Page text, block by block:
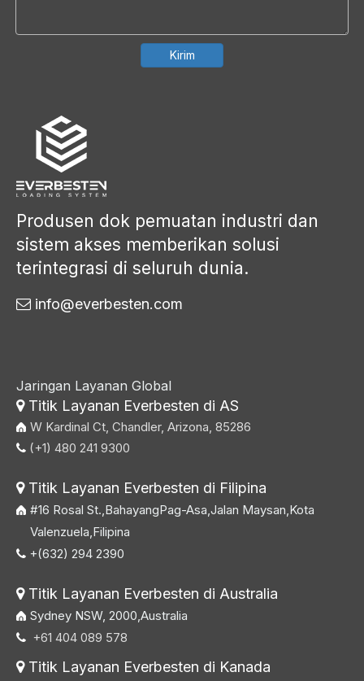
Kirim
Produsen dok pemuatan industri dan
sistem akses memberikan solusi
terintegrasi di seluruh dunia.
 info@everbesten.com
Jaringan Layanan Global
Titik Layanan Everbesten di AS
W Kardinal Ct, Chandler, Arizona, 85286
 (+1) 480 241 9300
Titik Layanan Everbesten di Filipina
#16 Rosal St.,BahayangPag-Asa,Jalan Maysan,Kota
Valenzuela,Filipina
 +(632) 294 2390
Titik Layanan Everbesten di Australia
Sydney NSW, 2000,Australia
 +61 404 089 578
Titik Layanan Everbesten di Kanada